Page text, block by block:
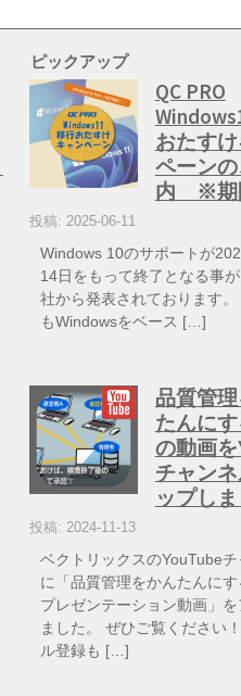
ピックアップ
QC PRO
おたす
ペーン
内 ※期
投稿: 2025-06-11
Windows 10のサポートが
14日をもって終了となる事
社から発表されております
もWindowsをベース […]
品質管
たんに
の動画を
チャン
ップしま
投稿: 2024-11-13
ベクトリックスのYouTube
に「品質管理をかんたんに
プレゼンテーション動画」を
ました。 ぜひご覧ください
ル登録も […]